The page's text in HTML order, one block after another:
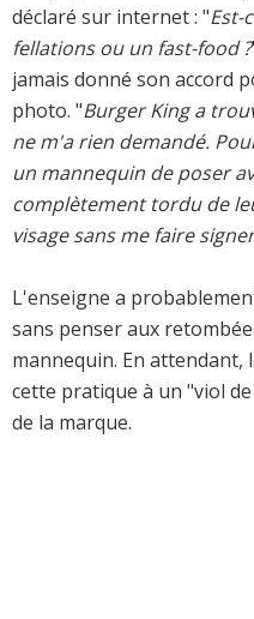
déclaré sur internet : "Est-
fellations ou un fast-food ?
jamais donné son accord
photo. "Burger King a
ne m'a rien demandé.
un mannequin de poser
complètement tordu de
visage sans me faire
L'enseigne a
sans penser aux
mannequin. En attendant,
cette pratique à un "viol
de la marque.